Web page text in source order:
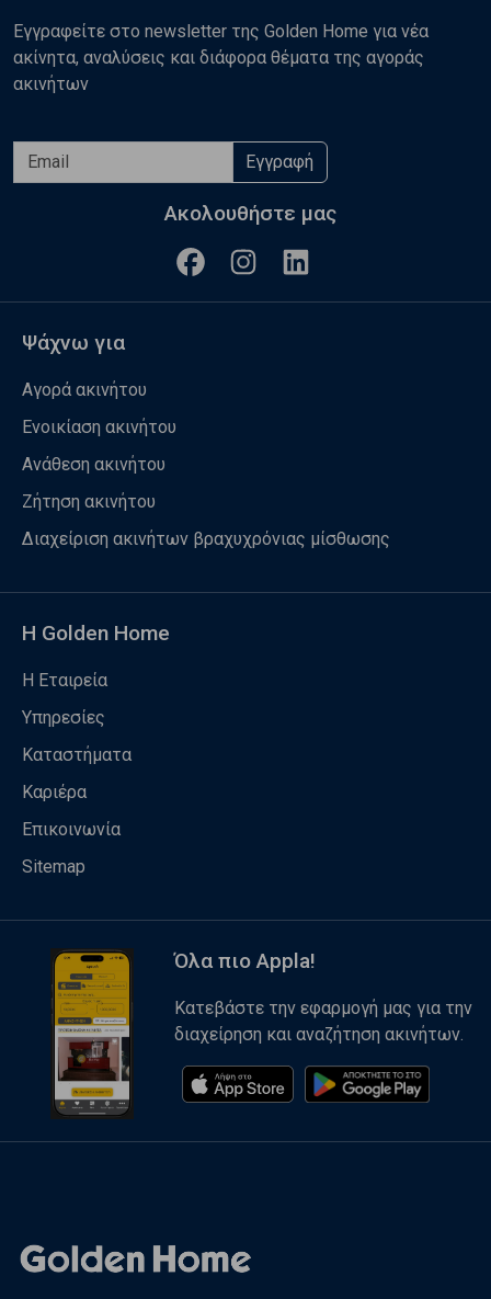
Εγγραφείτε στο newsletter της Golden Home για νέα
ακίνητα, αναλύσεις και διάφορα θέματα της αγοράς
ακινήτων
Εγγραφή
Ακολουθήστε μας
Ψάχνω για
Αγορά ακινήτου
Ενοικίαση ακινήτου
Ανάθεση ακινήτου
Ζήτηση ακινήτου
Διαχείριση ακινήτων βραχυχρόνιας μίσθωσης
Η Golden Home
Η Εταιρεία
Υπηρεσίες
Καταστήματα
Καριέρα
Επικοινωνία
Sitemap
Όλα πιο Appla!
Κατεβάστε την εφαρμογή μας για την
διαχείρηση και αναζήτηση ακινήτων.